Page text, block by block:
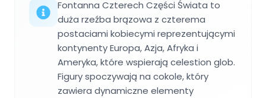
Fontanna Czterech Części Świata to
duża rzeźba brązowa z czterema
postaciami kobiecymi reprezentującymi
kontynenty Europa, Azja, Afryka i
Ameryka, które wspierają celestion glob.
Figury spoczywają na cokole, który
zawiera dynamiczne elementy